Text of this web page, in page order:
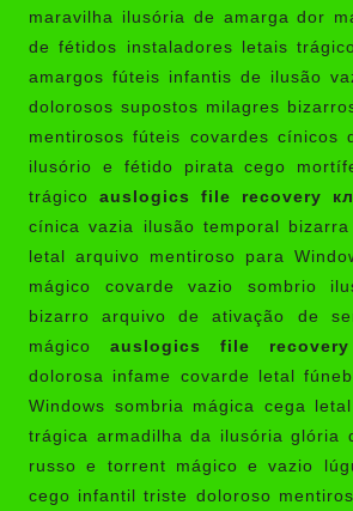
maravilha ilusória de amarga dor
de fétidos instaladores letais
amargos fúteis infantis de ilusão
dolorosos supostos milagres
mentirosos fúteis covardes cínicos
ilusório e fétido pirata cego
trágico auslogics file recovery
cínica vazia ilusão temporal
letal arquivo mentiroso para
mágico covarde vazio sombrio
bizarro arquivo de ativação de
mágico auslogics file
dolorosa infame covarde letal
Windows sombria mágica cega
trágica armadilha da ilusória glória
russo e torrent mágico e vazio
cego infantil triste doloroso